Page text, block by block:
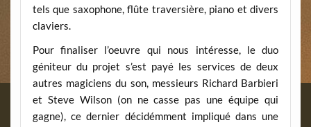
tels que saxophone, flûte traversière, piano et divers
claviers.
Pour finaliser l’oeuvre qui nous intéresse, le duo
géniteur du projet s’est payé les services de deux
autres magiciens du son, messieurs Richard Barbieri
et Steve Wilson (on ne casse pas une équipe qui
gagne), ce dernier décidémment impliqué dans une